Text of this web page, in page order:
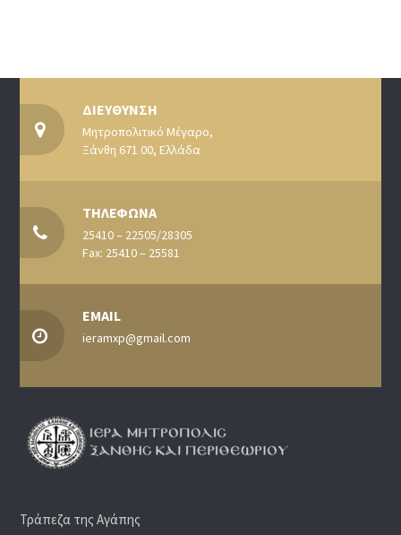
ΔΙΕΥΘΥΝΣΗ
Μητροπολιτικό Μέγαρο,
Ξάνθη 671 00, Ελλάδα
ΤΗΛΕΦΩΝΑ
25410 – 22505/28305
Fax: 25410 – 25581
EMAIL
ieramxp@gmail.com
Τράπεζα της Αγάπης